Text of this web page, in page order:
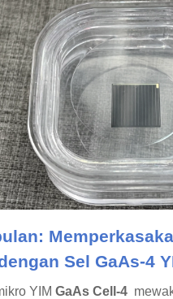
Sel GaAs-4
YIM GaAs Cell-4